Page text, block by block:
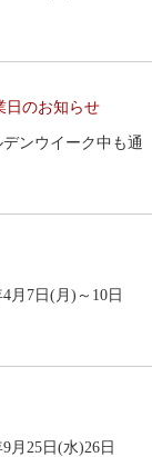
日のお知らせ
ンウイーク中も通
月7日(月)～10日
月25日(水)26日